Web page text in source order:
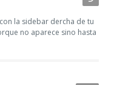
la sidebar dercha de tu
no aparece sino hasta